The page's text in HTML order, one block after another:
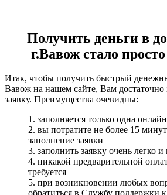
Получить деньги в
г.Вавож стало
Итак, чтобы получить быстрый
Вавож на нашем сайте, Вам достаточно
заявку. Преимущества очевидны:
1. заполняется только одна
2. вы потратите не более 15
заполнение заявки
3. заполнить заявку очень легко и
4. никакой предварительной
требуется
5. при возникновении любых
обратиться в Службу поддержки